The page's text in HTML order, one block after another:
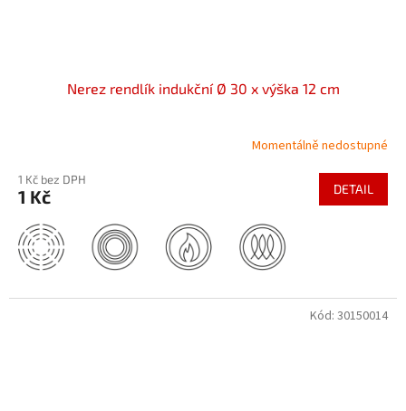
Nerez rendlík indukční Ø 30 x výška 12 cm
Momentálně nedostupné
1 Kč bez DPH
1 Kč DETAIL
Kód: 30150014